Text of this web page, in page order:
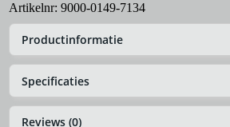
Artikelnr: 9000-0149-7134
Productinformatie
Specificaties
Reviews (0)